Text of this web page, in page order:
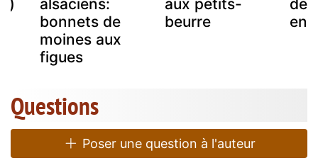
alsaciens:
bonnets de
moines aux
figues
aux petits-
beurre
de
Questions
Poser une question à l'auteur